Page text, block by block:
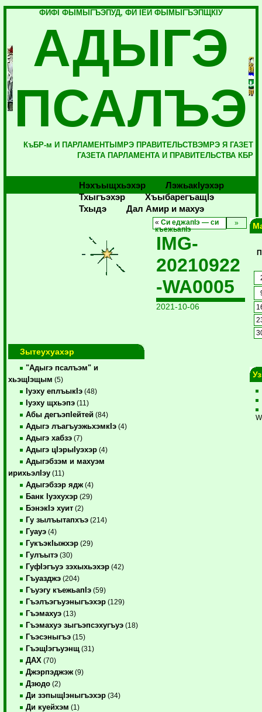
ФИФI ФЫМЫГЪЭПУД, ФИ IЕЙ ФЫМЫГЪЭПЩКIУ
АДЫГЭ
ПСАЛЪЭ
КъБР-м И ПАРЛАМЕНТЫМРЭ ПРАВИТЕЛЬСТВЭМРЭ Я ГАЗЕТ
ГАЗЕТА ПАРЛАМЕНТА И ПРАВИТЕЛЬСТВА КБР
Нэхъыщхьэхэр
Лэжьакlуэхэр
Тхыгъэхэр
Хъыбарегъащlэ
Тхыдэ
Дал Амир и махуэ
Зытеухуахэр
"Адыгэ псалъэм" и
хьэщIэщым (5)
Iуэху еплъыкIэ (48)
Iуэху щхьэпэ (11)
Абы дегъэпIейтей (84)
Адыгэ лъагъуэжьхэмкIэ (4)
Адыгэ хабзэ (7)
Адыгэ цIэрыIуэхэр (4)
Адыгэбзэм и махуэм
ирихьэлIэу (11)
Адыгэбзэр ядж (4)
Банк Iуэхухэр (29)
БэнэкIэ хуит (2)
Гу зылъытапхъэ (214)
Гуауэ (4)
ГукъэкIыжхэр (29)
Гулъытэ (30)
ГуфIэгъуэ зэхыхьэхэр (42)
Гъуазджэ (204)
Гъуэгу къежьапIэ (59)
Гъэлъэгъуэныгъэхэр (129)
Гъэмахуэ (13)
Гъэмахуэ зыгъэпсэхугъуэ (18)
Гъэсэныгъэ (15)
ГъэщIэгъуэнщ (31)
ДАХ (70)
Джэрпэджэж (9)
Дзюдо (2)
Ди зэпыщIэныгъэхэр (34)
Ди куейхэм (1)
«Си еджапIэ — си
къежьапIэ
IMG-
20210922
-WA0005
2021-10-06